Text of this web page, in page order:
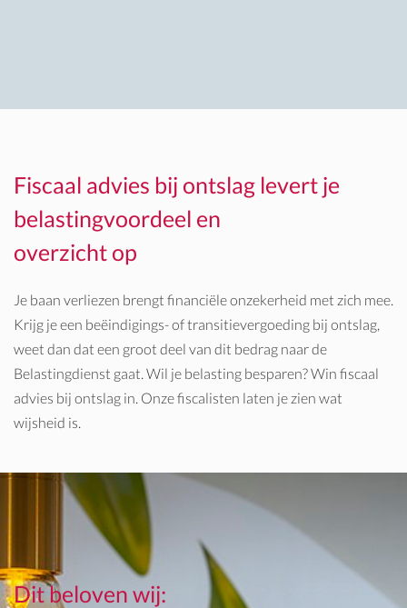
Fiscaal advies bij ontslag levert je
belastingvoordeel en
overzicht op
Je baan verliezen brengt financiële onzekerheid met zich mee.
Krijg je een beëindigings- of transitievergoeding bij ontslag,
weet dan dat een groot deel van dit bedrag naar de
Belastingdienst gaat. Wil je belasting besparen? Win fiscaal
advies bij ontslag in. Onze fiscalisten laten je zien wat
wijsheid is.
Dit beloven wij: